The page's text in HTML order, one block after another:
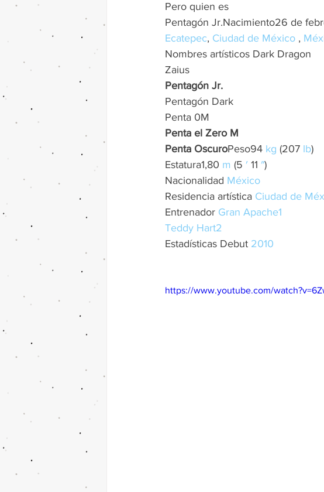
Pero quien es
Pentagón Jr.Nacimiento26 de
Ecatepec, Ciudad de México ,
Nombres artísticos Dark Dragon
Zaius
Pentagón Jr.
Pentagón Dark
Penta 0M
Penta el Zero M
Penta OscuroPeso94 kg (207 lb)
Estatura1,80 m (5 ′ 11 ″)
Nacionalidad México
Residencia artística Ciudad de
Entrenador Gran Apache1
Teddy Hart2
​Estadísticas Debut 2010
https://www.youtube.com/